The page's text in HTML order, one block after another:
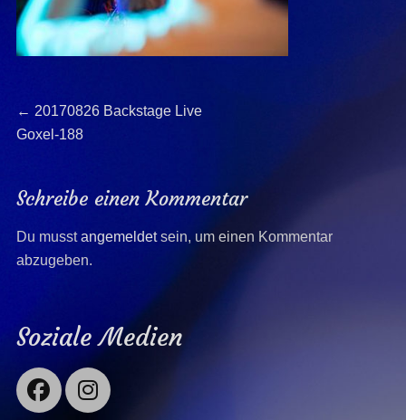
Beitragsnavigation
← Previous
post:
20170826 Backstage Live
Goxel-188
Schreibe einen Kommentar
Du musstangemeldetsein, um einen Kommentar
abzugeben.
Soziale Medien
Facebook
Instagram